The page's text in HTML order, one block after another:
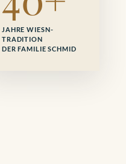
JAHRE WIESN-
TRADITION
DER FAMILIE SCHMID